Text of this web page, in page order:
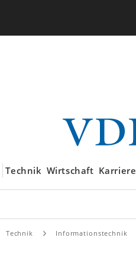
Technik Wirtschaft Karriere
Technik Informationstechnik